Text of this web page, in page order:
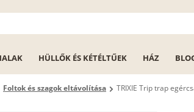
HÜLLŐK ÉS KÉTÉLTŰEK HÁZ
Foltok és szagok eltávolítása TRIXIE Trip trap